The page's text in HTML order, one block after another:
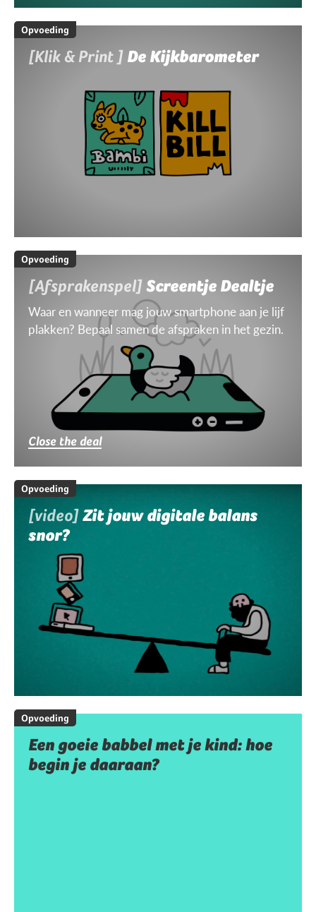
Opvoeding
[Klik & Print ] De Kijkbarometer
Opvoeding
[Afsprakenspel]Screentje Dealtje
Waar en wanneer mag jouw smartphone aan je lijf
plakken? Bepaal samen de afspraken in het gezin.
Close the deal
Opvoeding
[video]Zit jouw digitale balans
snor?
Opvoeding
Een goeie babbel met je kind: hoe
begin je daaraan?